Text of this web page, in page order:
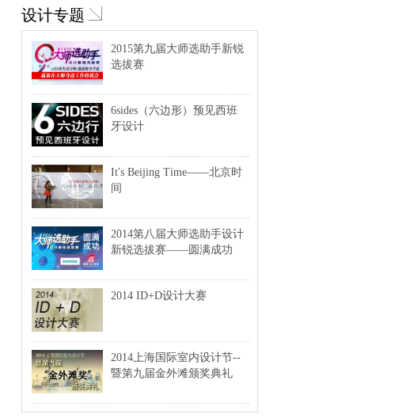
设计专题
2015第九届大师选助手新锐
选拔赛
6sides（六边形）预见西班
牙设计
It's Beijing Time——北京时
间
2014第八届大师选助手设计
新锐选拔赛——圆满成功
2014 ID+D设计大赛
2014上海国际室内设计节--
暨第九届金外滩颁奖典礼